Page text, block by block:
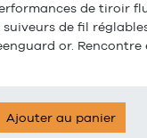
de tiroir
de fil
or.
Ajouter au panier